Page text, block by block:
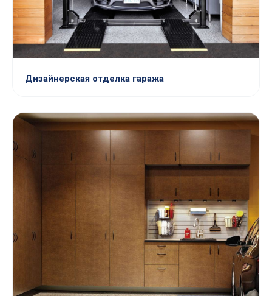
Дизайнерская отделка гаража